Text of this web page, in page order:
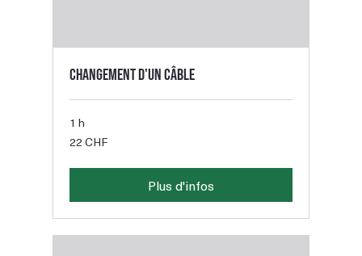
Changement d'un câble
1 h
francs
22 CHF
Plus d'infos